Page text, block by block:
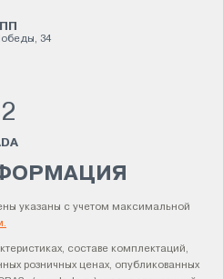
34
указаны с учетом максимальной
составе комплектаций,
розничных ценах, опубликованных